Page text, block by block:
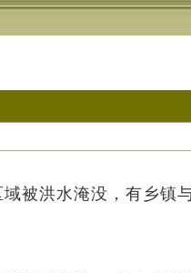
洪水淹没，有乡镇